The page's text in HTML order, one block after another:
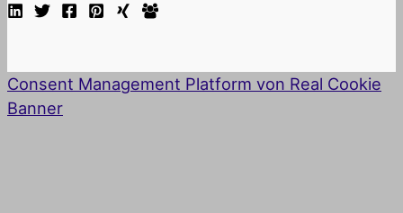
Consent Management Platform von Real Cookie
Banner